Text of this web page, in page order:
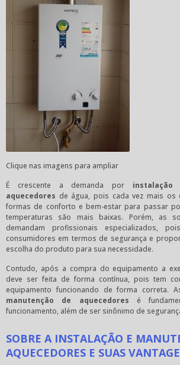
Clique nas imagens para ampliar
É crescente a demanda por
aquecedores de água, pois cada vez mais os
formas de conforto e bem-estar para passar
temperaturas são mais baixas. Porém, as
demandam profissionais especializados,
consumidores em termos de segurança e
escolha do produto para sua necessidade.
Contudo, após a compra do equipamento a
deve ser feita de forma contínua, pois tem
equipamento funcionando de forma correta.
manutenção de aquecedores é
funcionamento, além de ser sinônimo de
SOBRE A INSTALAÇÃO E
AQUECEDORES E SUAS